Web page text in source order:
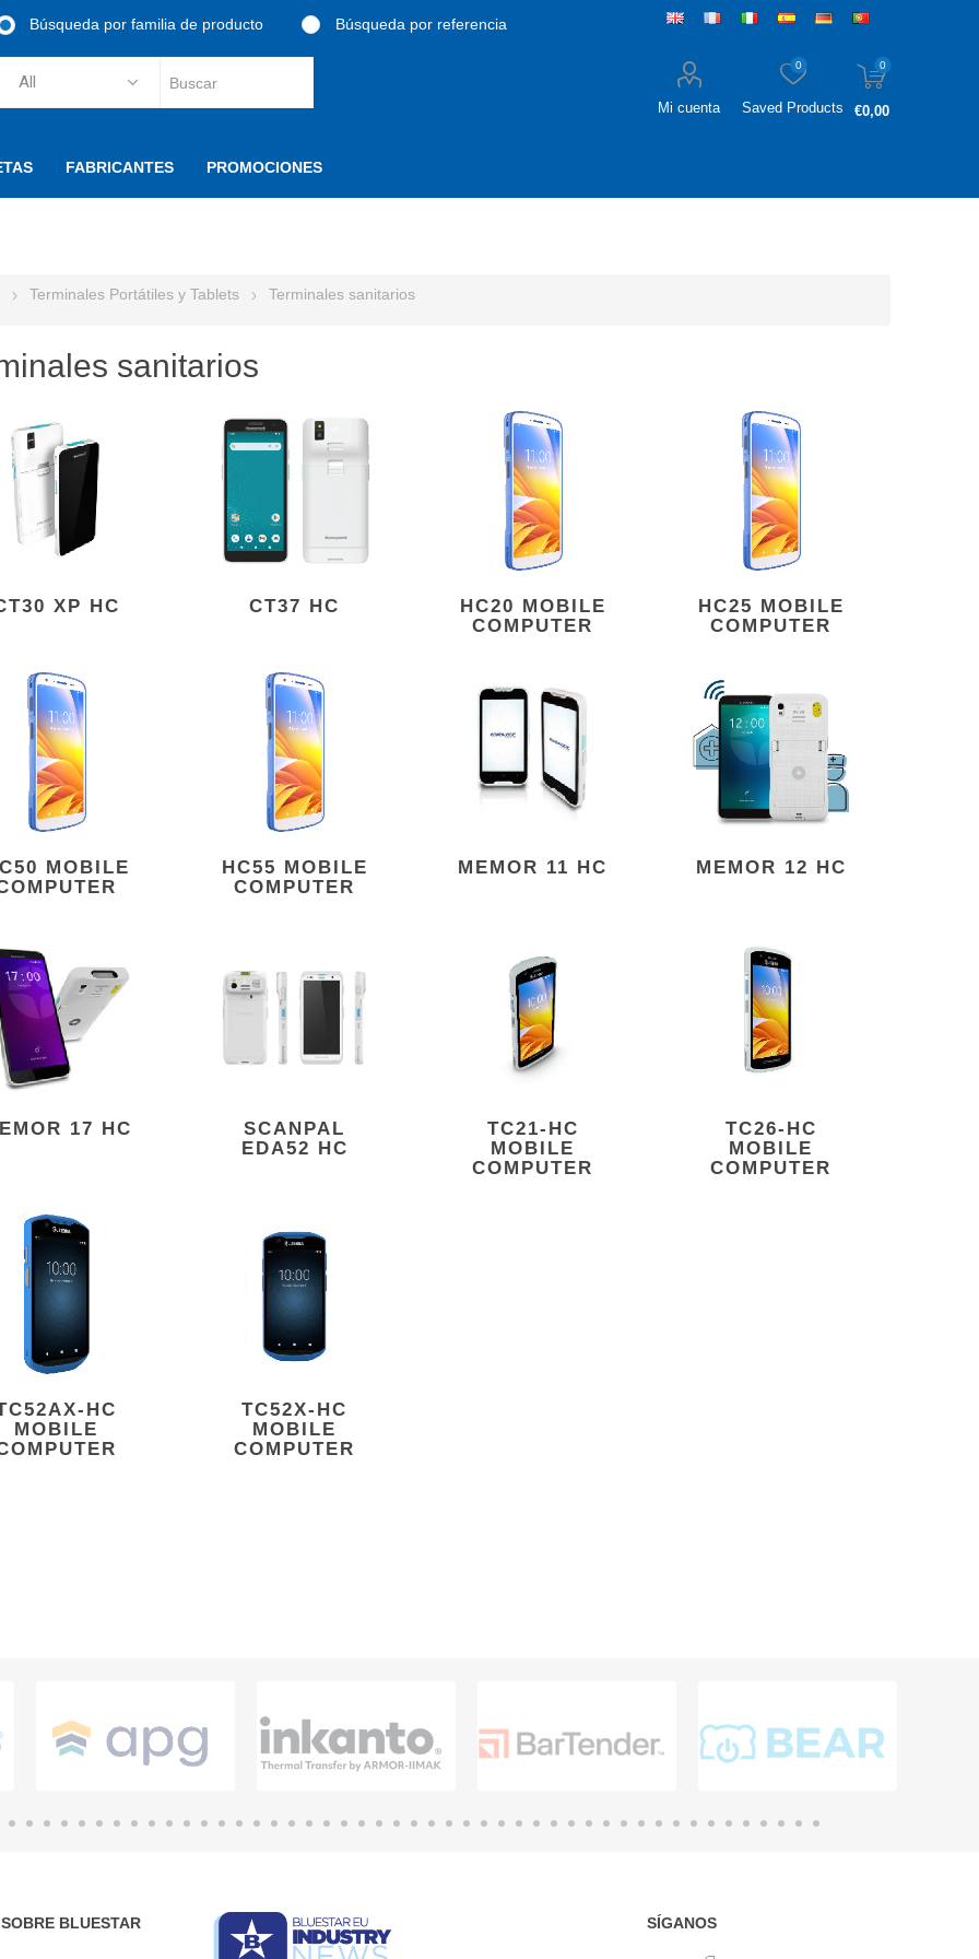
Búsqueda por familia de producto Búsqueda por referencia
Mi cuenta Saved Products
0 0
€0,00
FABRICANTES PROMOCIONES
Terminales Portátiles y Tablets Terminales sanitarios
sanitarios
XP HC CT37 HC
HC20 MOBILE
COMPUTER
HC25 MOBILE
COMPUTER
MOBILE
HC55 MOBILE
COMPUTER
MEMOR 11 HC MEMOR 12 HC
17 HC
SCANPAL
EDA52 HC
TC21-HC
MOBILE
COMPUTER
TC26-HC
MOBILE
COMPUTER
HC
MOBILE
TC52X-HC
MOBILE
COMPUTER
SOBRE BLUESTAR SÍGANOS